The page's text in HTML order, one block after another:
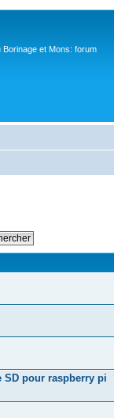
et Mons: forum
SD pour raspberry pi